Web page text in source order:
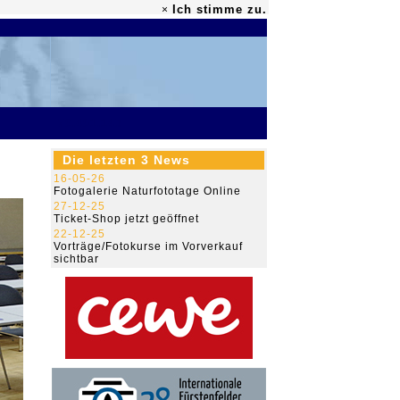
× Ich stimme zu.
Die letzten 3 News
16-05-26
Fotogalerie Naturfototage Online
27-12-25
Ticket-Shop jetzt geöffnet
22-12-25
Vorträge/Fotokurse im Vorverkauf
sichtbar